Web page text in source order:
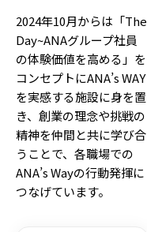
2024年10月からは「The
Day~ANAグループ社員
の体験価値を高める」を
コンセプトにANA’s WAY
を実感する施設に身を置
き、創業の理念や挑戦の
精神を仲間と共に学び合
うことで、各職場での
ANA’s Wayの行動発揮に
つなげています。